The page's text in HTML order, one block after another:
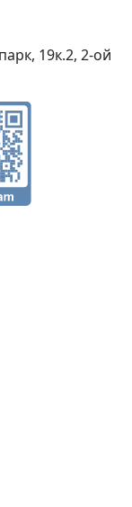
19к.2, 2-ой